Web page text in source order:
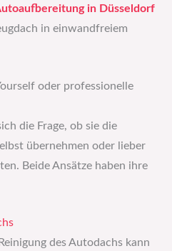
in Düsseldorf
in einwandfreiem
oder professionelle
die Frage, ob sie die
übernehmen oder lieber
Beide Ansätze haben ihre
des Autodachs kann